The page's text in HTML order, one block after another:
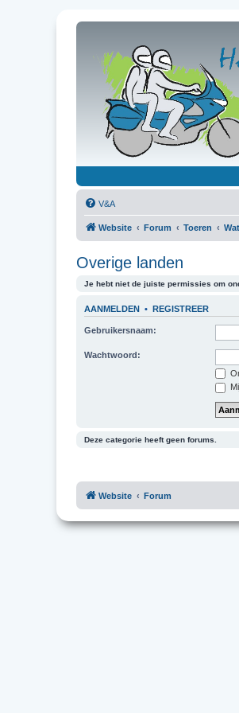
V&A
Website Forum Toeren
Overige landen
Je hebt niet de juiste permissies om
AANMELDEN • REGISTREER
Gebruikersnaam:
Wachtwoord:
Deze categorie heeft geen forums.
Website Forum